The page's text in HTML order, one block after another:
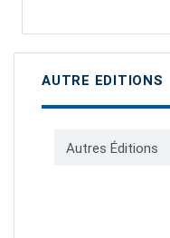
AUTRE EDITIONS
Autres Éditions